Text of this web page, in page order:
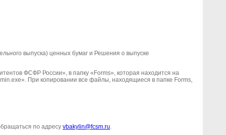
выпуска) ценных бумаг и Решения о выпуске
ФСФР России», в папку « Forms», которая находится на
При копировании все файлы, находящиеся в папке Forms,
по адресу vbakylin@fcsm.ru.